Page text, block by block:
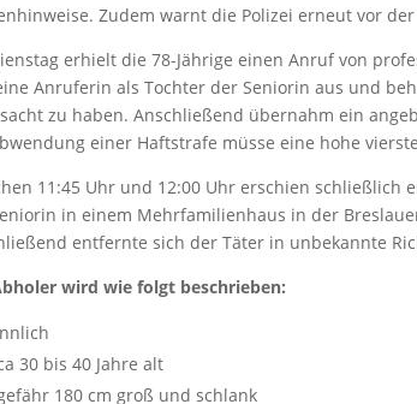
Zudem warnt die Polizei erneut vor
erhielt die 78-Jährige einen Anruf von
Anruferin als Tochter der Seniorin aus und
zu haben. Anschließend übernahm ein
einer Haftstrafe müsse eine hohe
11:45 Uhr und 12:00 Uhr erschien
in einem Mehrfamilienhaus in der
entfernte sich der Täter in unbekannte
wird wie folgt beschrieben:
30 bis 40 Jahre alt
180 cm groß und schlank